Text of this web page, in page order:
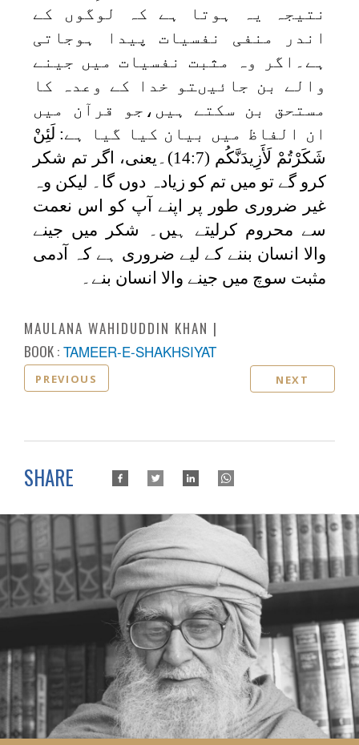
نتیجہ یہ ہوتا ہے کہ لوگوں کے
اندر منفی نفسیات پیدا ہوجاتی
ہے۔اگر وہ مثبت نفسیات میں جینے
والے بن جائیںتو خدا کے وعدہ کا
مستحق بن سکتے ہیں،جو قرآن میں
ان الفاظ میں بیان کیا گیا ہے: لَئِنْ
شَكَرْتُمْ لَأَزِيدَنَّكُم
(14:7)۔یعنی، اگر تم شکر
کرو گے تو میں تم کو زیادہ دوں گا۔ لیکن وہ
غیر ضروری طور پر اپنے آپ کو اس نعمت
سے محروم کرلیتے ہیں۔ شکر میں جینے
والا انسان بننے کے لیے ضروری ہے کہ آدمی
مثبت سوچ میں جینے والا انسان بنے۔
MAULANA WAHIDUDDIN KHAN
BOOK : TAMEER-E-SHAKHSIYAT
PREVIOUS NEXT
SHARE